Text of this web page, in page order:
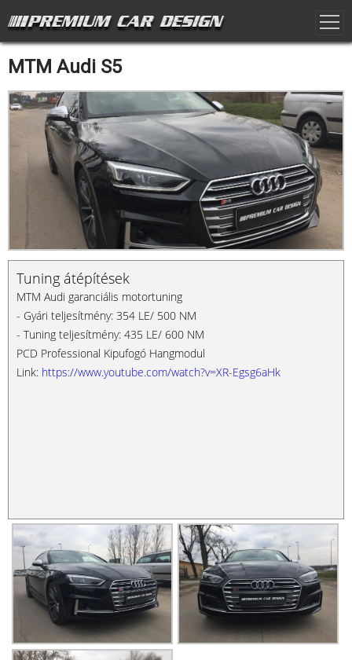
MTM Audi S5
Tuning átépítések
MTM Audi garanciális motortuning
- Gyári teljesítmény: 354 LE/ 500 NM
- Tuning teljesítmény: 435 LE/ 600 NM
PCD Professional Kipufogó Hangmodul
Link: https://www.youtube.com/watch?v=XR-Egsg6aHk